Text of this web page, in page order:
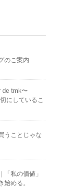
のご案内
de tmk〜
にしているこ
うことじゃな
「私の価値」
始める。